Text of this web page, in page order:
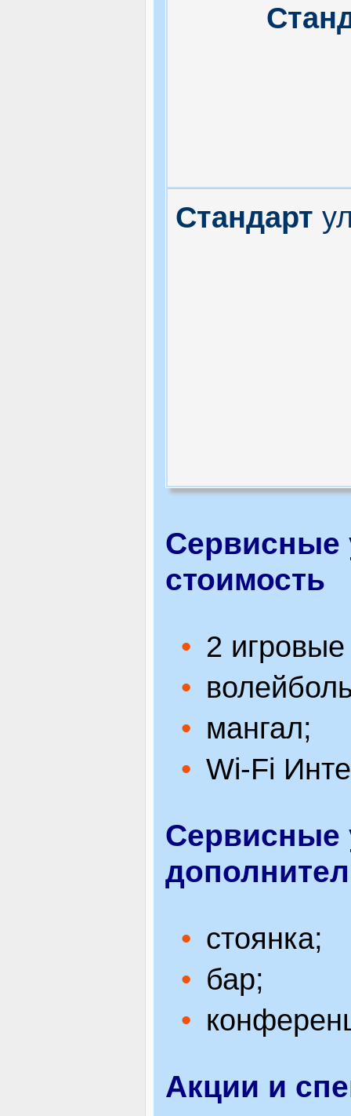
Стандарт
Сервисные
стоимость
2
мангал;
Wi-Fi
Сервисные
стоянка;
бар;
Акции и